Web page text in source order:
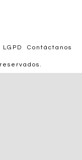
LGPD Contáctanos